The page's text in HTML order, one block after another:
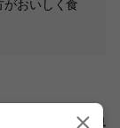
おいしく食